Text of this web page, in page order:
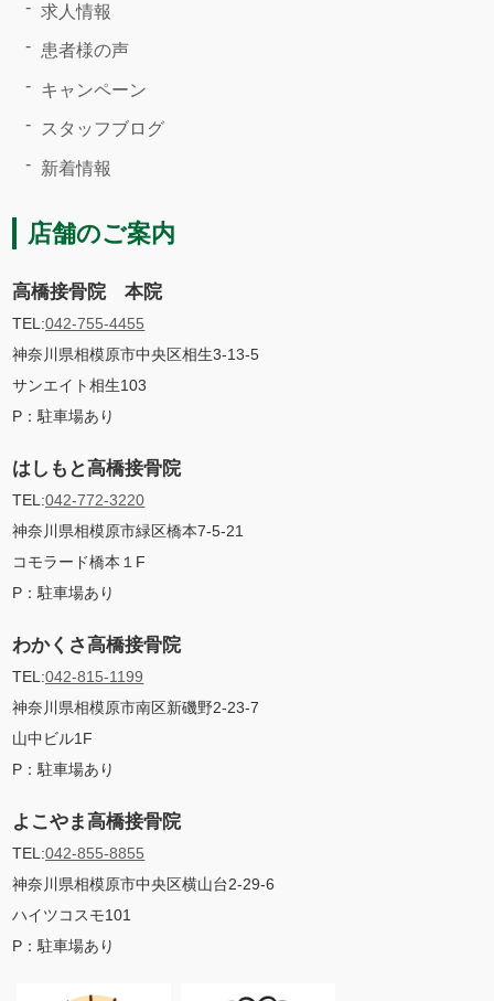
求人情報
患者様の声
キャンペーン
スタッフブログ
新着情報
店舗のご案内
高橋接骨院 本院
TEL:042-755-4455
神奈川県相模原市中央区相生3-13-5
サンエイト相生103
P：駐車場あり
はしもと高橋接骨院
TEL:042-772-3220
神奈川県相模原市緑区橋本7-5-21
コモラード橋本１F
P：駐車場あり
わかくさ高橋接骨院
TEL:042-815-1199
神奈川県相模原市南区新磯野2-23-7
山中ビル1F
P：駐車場あり
よこやま高橋接骨院
TEL:042-855-8855
神奈川県相模原市中央区横山台2-29-6
ハイツコスモ101
P：駐車場あり